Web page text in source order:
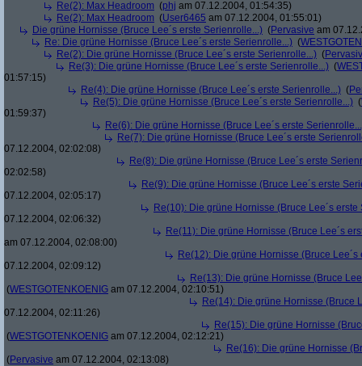
Re(2): Max Headroom (phj am 07.12.2004, 01:54:35)
Re(2): Max Headroom (User6465 am 07.12.2004, 01:55:01)
Die grüne Hornisse (Bruce Lee´s erste Serienrolle...) (Pervasive am
Re: Die grüne Hornisse (Bruce Lee´s erste Serienrolle...) (
Re(2): Die grüne Hornisse (Bruce Lee´s erste Serienrolle...) (
Re(3): Die grüne Hornisse (Bruce Lee´s erste Serienrolle...) (
01:57:15)
Re(4): Die grüne Hornisse (Bruce Lee´s erste Serienrolle...) (
Re(5): Die grüne Hornisse (Bruce Lee´s erste Serienrolle...) (
01:59:37)
Re(6): Die grüne Hornisse (Bruce Lee´s erste
Re(7): Die grüne Hornisse (Bruce Lee´s erste
07.12.2004, 02:02:08)
Re(8): Die grüne Hornisse (Bruce Lee´s erste
02:02:58)
Re(9): Die grüne Hornisse (Bruce Lee´s erste
07.12.2004, 02:05:17)
Re(10): Die grüne Hornisse (Bruce Lee´s erste
07.12.2004, 02:06:32)
Re(11): Die grüne Hornisse (Bruce Lee´s
am 07.12.2004, 02:08:00)
Re(12): Die grüne Hornisse (Bruce
07.12.2004, 02:09:12)
Re(13): Die grüne Hornisse (Bruce
(WESTGOTENKOENIG am 07.12.2004, 02:10:51)
Re(14): Die grüne Hornisse (Bruce
07.12.2004, 02:11:26)
Re(15): Die grüne Hornisse
(WESTGOTENKOENIG am 07.12.2004, 02:12:21)
Re(16): Die grüne Hornisse
(Pervasive am 07.12.2004, 02:13:08)